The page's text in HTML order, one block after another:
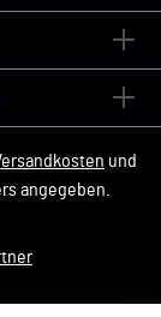
und
angegeben.